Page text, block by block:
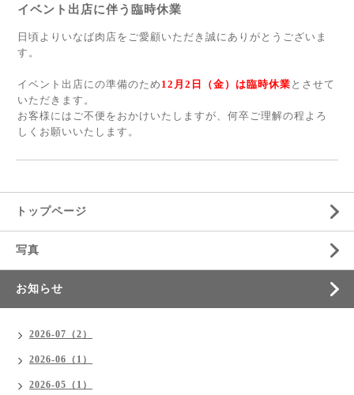
イベント出店に伴う臨時休業
日頃よりいなば肉店をご愛顧いただき誠にありがとうございま
す。
イベント出店にの準備のため 12 月2日（金）は臨時休業 とさせて
いただきます。
お客様にはご不便をおかけいたしますが、何卒ご理解の程よろ
しくお願いいたします。
トップページ
写真
お知らせ
2026-07（2）
2026-06（1）
2026-05（1）